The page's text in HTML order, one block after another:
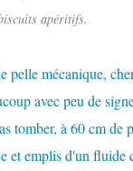
apéritifs.